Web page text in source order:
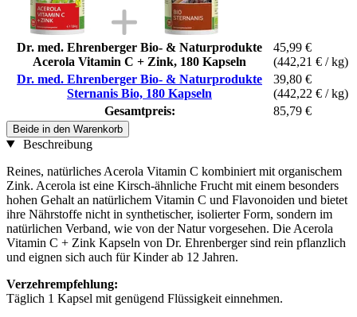
Dr. med. Ehrenberger Bio- & Naturprodukte
Acerola Vitamin C + Zink, 180 Kapseln
45,99 €
(442,21 € / kg)
Dr. med. Ehrenberger Bio- & Naturprodukte
Sternanis Bio, 180 Kapseln
39,80 €
(442,22 € / kg)
Gesamtpreis:
85,79 €
Beide in den Warenkorb
Beschreibung
Reines, natürliches Acerola Vitamin C kombiniert mit organischem
Zink. Acerola ist eine Kirsch-ähnliche Frucht mit einem besonders
hohen Gehalt an natürlichem Vitamin C und Flavonoiden und bietet
ihre Nährstoffe nicht in synthetischer, isolierter Form, sondern im
natürlichen Verband, wie von der Natur vorgesehen. Die Acerola
Vitamin C + Zink Kapseln von Dr. Ehrenberger sind rein pflanzlich
und eignen sich auch für Kinder ab 12 Jahren.
Verzehrempfehlung:
Täglich 1 Kapsel mit genügend Flüssigkeit einnehmen.